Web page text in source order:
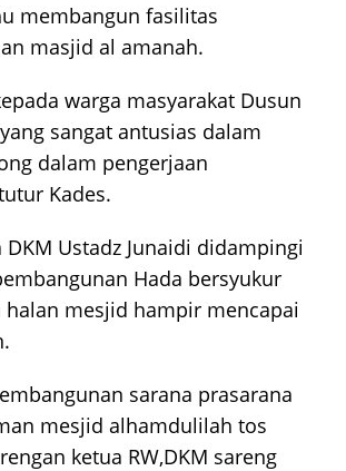
membangun fasilitas
masjid al amanah.
warga masyarakat Dusun
sangat antusias dalam
dalam pengerjaan
Kades.
Ustadz Junaidi didampingi
Hada bersyukur
mesjid hampir mencapai
sarana prasarana
mesjid alhamdulilah tos
ketua RW,DKM sareng